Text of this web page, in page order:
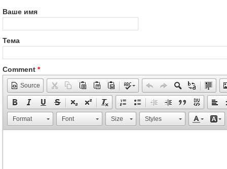
Ваше имя
Тема
Comment *
Source
Format Font Size Styles